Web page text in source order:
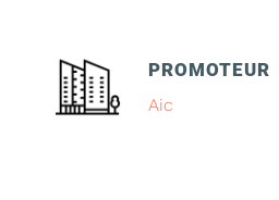
PROMOTEUR
Aic